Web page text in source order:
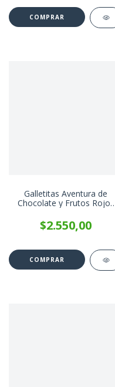
Galletitas Aventura de
Chocolate y Frutos Rojos
$2.550,00